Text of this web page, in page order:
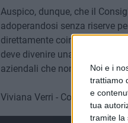
Noi e i
trattiamo
e
tua
tramite la
Auspico, dunque, che il
adoperandosi senza riserve
direttamente coinvolta. La
deve divenire una priorità
aziendali che non rispondono
Viviana Verri - Consigliera